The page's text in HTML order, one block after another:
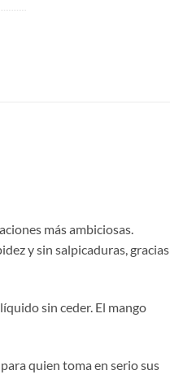
más ambiciosas.
y sin salpicaduras, gracias
sin ceder. El mango
quien toma en serio sus